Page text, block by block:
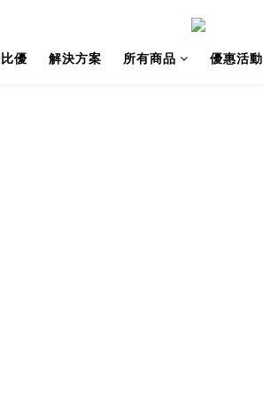
優 解決方案 所有商品 優惠活動